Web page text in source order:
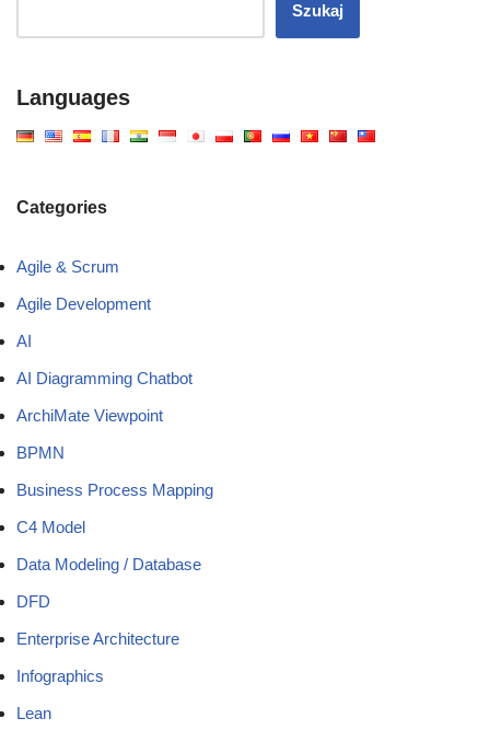
Szukaj
Languages
Categories
Agile & Scrum
Agile Development
AI
AI Diagramming Chatbot
ArchiMate Viewpoint
BPMN
Business Process Mapping
C4 Model
Data Modeling / Database
DFD
Enterprise Architecture
Infographics
Lean